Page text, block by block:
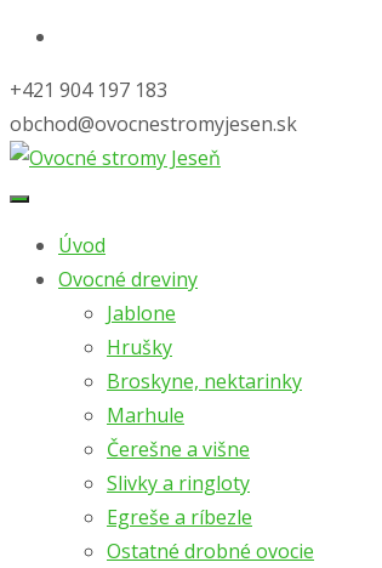
+421 904 197 183
obchod@ovocnestromyjesen.sk
Skip
contentÚvod
Ovocné dreviny
Jablone
Hrušky
Broskyne, nektarinky
Marhule
Čerešne a višne
Slivky a ringloty
Egreše a ríbezle
Ostatné drobné ovocie